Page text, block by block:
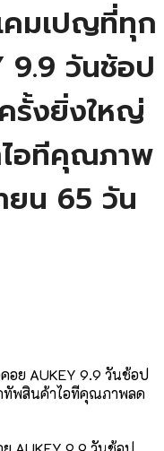
มเปญที่ทุก
9.9 วันช้อป
รั้งยิ่งใหญ่
อทีคุณภาพ
ยน 65 วัน